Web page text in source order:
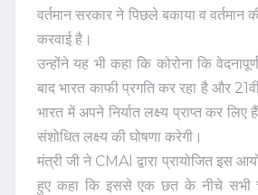
वर्तमान सरकार ने पिछले बकाया व वर्तमान
करवाई है।
उन्होंने यह भी कहा कि कोरोना कि
बाद भारत काफी प्रगति कर रहा है और
भारत में अपने निर्यात लक्ष्य प्राप्त कर
संशोधित लक्ष्य की घोषणा करेगी।
मंत्री जी ने CMAI द्वारा प्रायोजित इस
हुए कहा कि इससे एक छत के नीचे सभी